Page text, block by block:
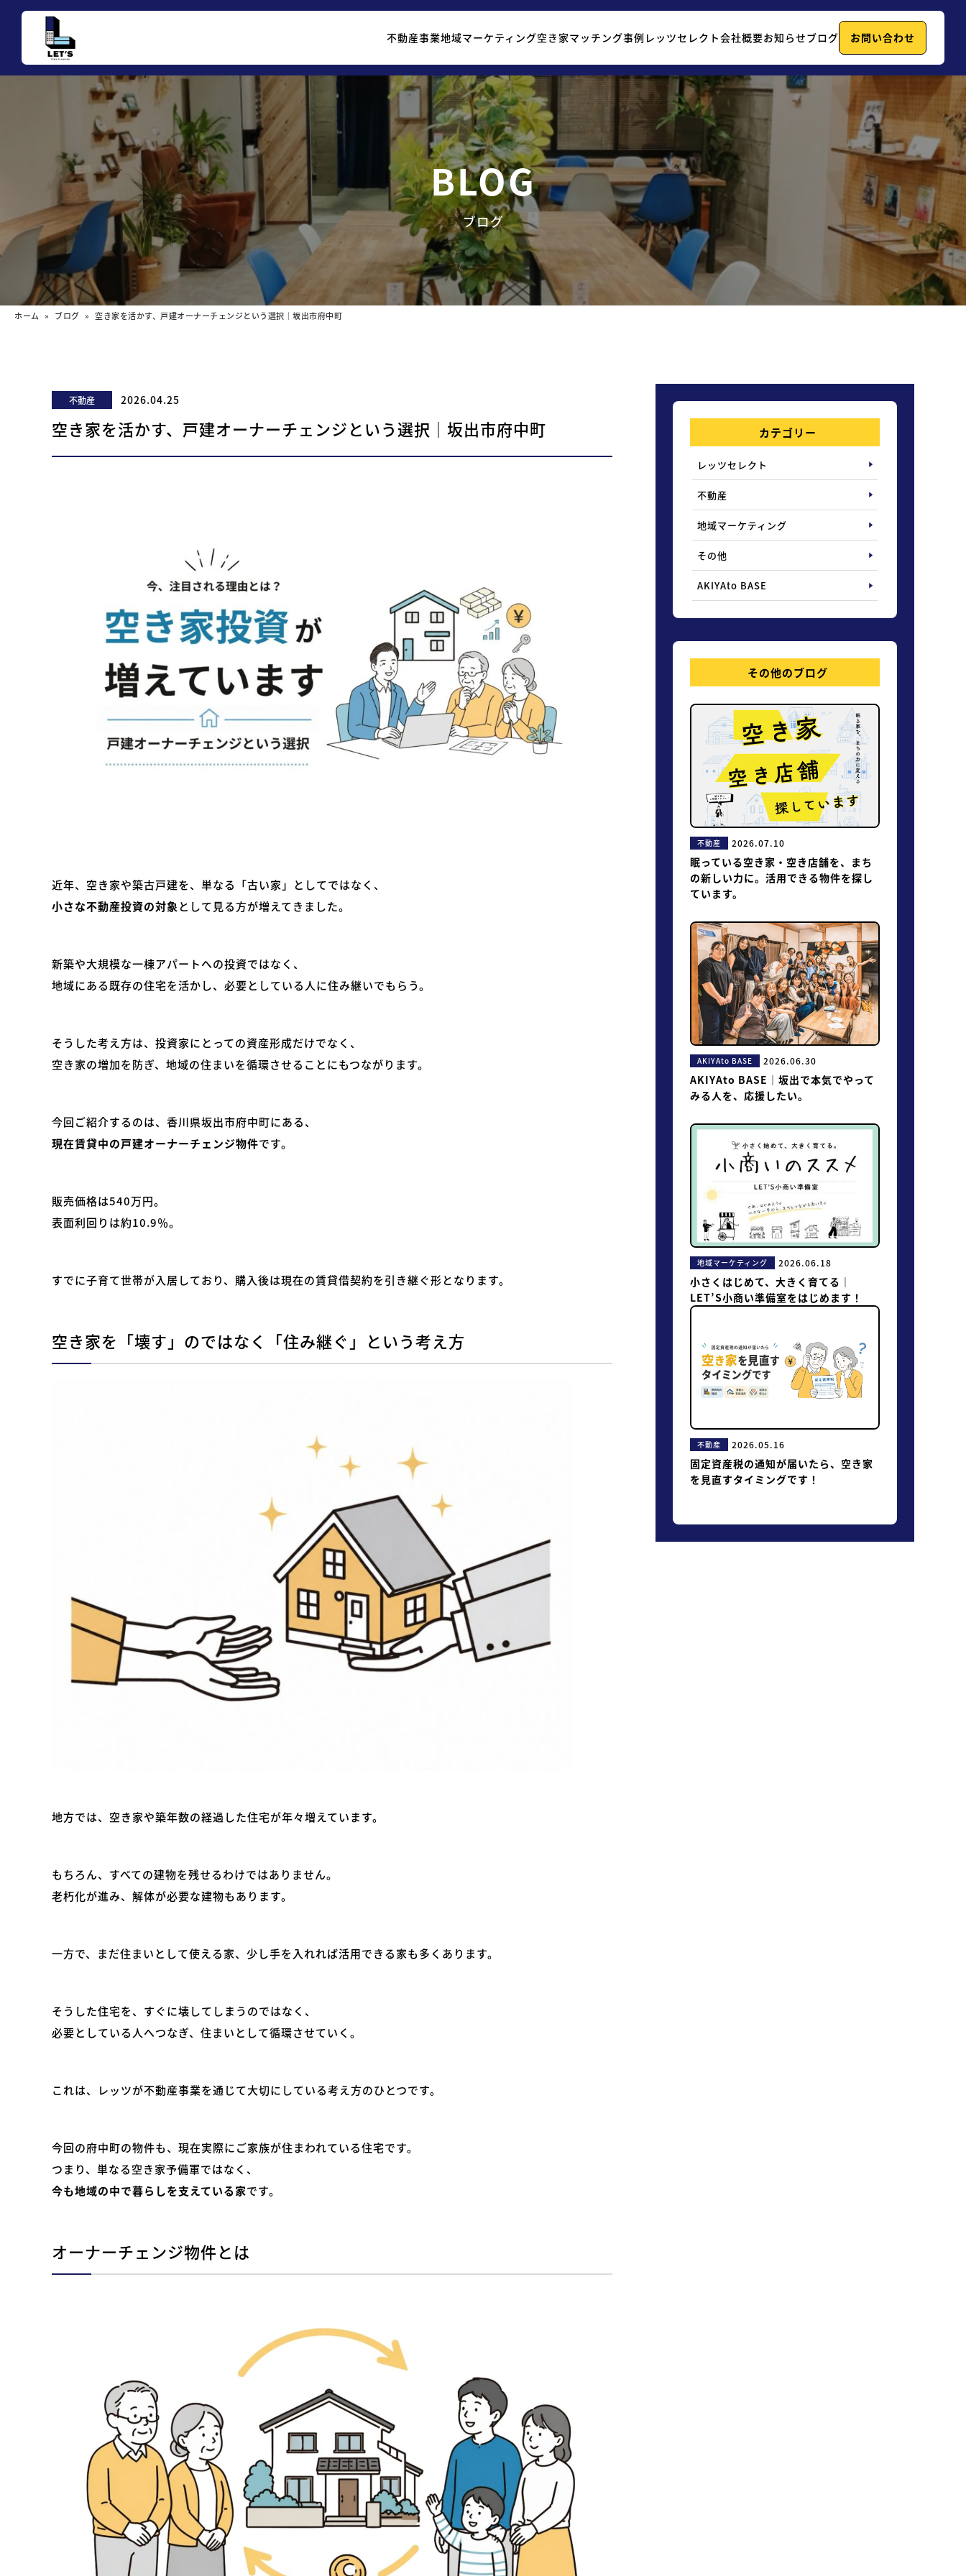
不動産事業地域マーケティング空き家マッチング事例 レッツセレクト会社概要お知らせブログ お問い合わせ
BLOG
ブログ
ホーム » ブログ » 空き家を活かす、戸建オーナーチェンジという選択｜坂出市府中町
不動産 2026.04.25
空き家を活かす、戸建オーナーチェンジという選択｜坂出市府中町
近年、空き家や築古戸建を、単なる「古い家」としてではなく、
小さな不動産投資の対象として見る方が増えてきました。
新築や大規模な一棟アパートへの投資ではなく、
地域にある既存の住宅を活かし、必要としている人に住み継いでもらう。
そうした考え方は、投資家にとっての資産形成だけでなく、
空き家の増加を防ぎ、地域の住まいを循環させることにもつながります。
今回ご紹介するのは、香川県坂出市府中町にある、
現在賃貸中の戸建オーナーチェンジ物件です。
販売価格は540万円。
表面利回りは約10.9％。
すでに子育て世帯が入居しており、購入後は現在の賃貸借契約を引き継ぐ形となります。
空き家を「壊す」のではなく「住み継ぐ」という考え方
地方では、空き家や築年数の経過した住宅が年々増えています。
もちろん、すべての建物を残せるわけではありません。
老朽化が進み、解体が必要な建物もあります。
一方で、まだ住まいとして使える家、少し手を入れれば活用できる家も多くあります。
そうした住宅を、すぐに壊してしまうのではなく、
必要としている人へつなぎ、住まいとして循環させていく。
これは、レッツが不動産事業を通じて大切にしている考え方のひとつです。
今回の府中町の物件も、現在実際にご家族が住まわれている住宅です。
つまり、単なる空き家予備軍ではなく、
今も地域の中で暮らしを支えている家です。
オーナーチェンジ物件とは
カテゴリー
レッツセレクト
不動産
地域マーケティング
その他
AKIYAto BASE
その他のブログ
不動産 2026.07.10
眠っている空き家・空き店舗を、まち
の新しい力に。活用できる物件を探し
ています。
AKIYAto BASE 2026.06.30
AKIYAto BASE｜坂出で本気でやって
みる人を、応援したい。
地域マーケティング 2026.06.18
小さくはじめて、大きく育てる｜
LET’S小商い準備室をはじめます！
不動産 2026.05.16
固定資産税の通知が届いたら、空き家
を見直すタイミングです！